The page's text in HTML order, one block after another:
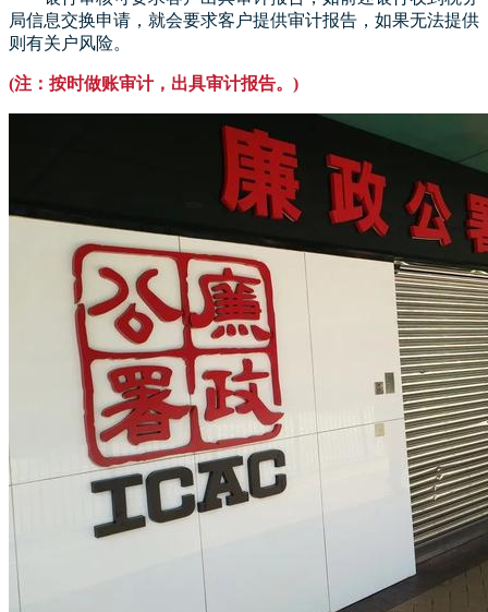
局信息交换申请，就会要求客户提供审计报告，如果无法提供
则有关户风险。
(注：按时做账审计，出具审计报告。)